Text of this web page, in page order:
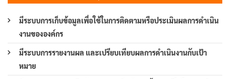
มีระบบการเก็บข้อมูลเพื่อใช้ในการติดตามหรือประเมินผลการดำเนิน
งานขององค์กร
มีระบบการรายงานผล และเปรียบเทียบผลการดำเนินงานกับเป้า
หมาย